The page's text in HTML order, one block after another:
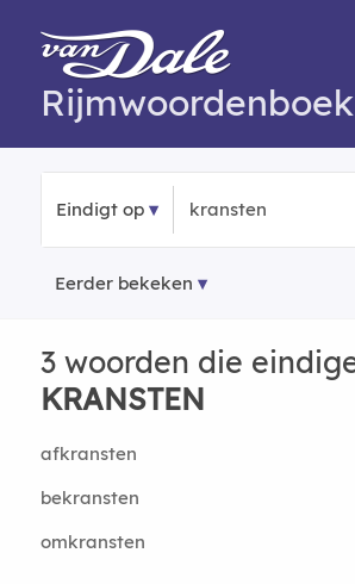
Rijmwoordenboek
Eindigt op
Eerder bekeken
3 woorden die
KRANSTEN
afkransten
bekransten
omkransten